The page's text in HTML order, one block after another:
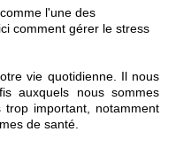
l'une des
comment gérer le stress
vie quotidienne. Il nous
auxquels nous sommes
important, notamment
de santé.